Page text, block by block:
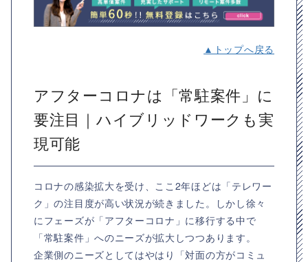
▲トップへ戻る
アフターコロナは「常駐案件」に
要注目｜ハイブリッドワークも実
現可能
コロナの感染拡大を受け、ここ2年ほどは「テレワー
ク」の注目度が高い状況が続きました。しかし徐々
にフェーズが「アフターコロナ」に移行する中で
「常駐案件」へのニーズが拡大しつつあります。
企業側のニーズとしてはやはり「対面の方がコミュ